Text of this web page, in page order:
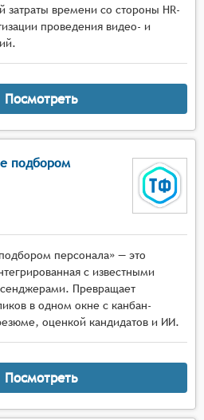
времени со стороны HR-
проведения видео- и
Посмотреть
подбором
персонала» — это
с известными
Превращает
в одном окне с канбан-
оценкой кандидатов и ИИ.
Посмотреть